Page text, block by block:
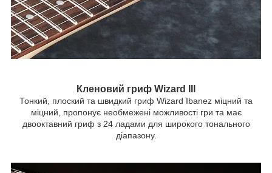
Кленовий гриф Wizard III
Тонкий, плоский та швидкий гриф Wizard Ibanez міцний та
міцний, пропонує необмежені можливості гри та має
двооктавний гриф з 24 ладами для широкого тонального
діапазону.